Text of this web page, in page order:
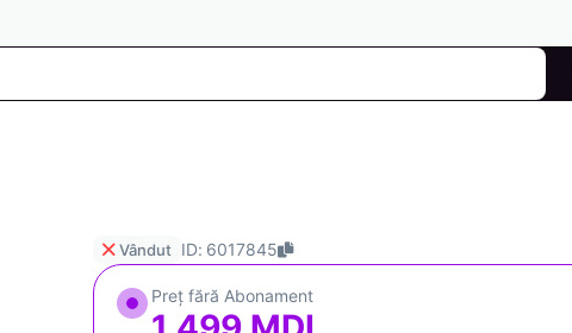
Vândut ID: 6017845
Preț fără Abonament